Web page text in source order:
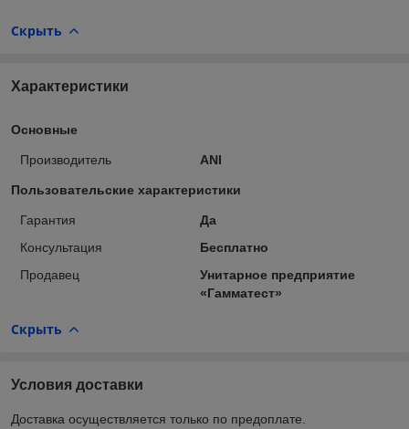
Скрыть
Характеристики
Основные
Производитель ANI
Пользовательские характеристики
Гарантия
Да
Консультация
Бесплатно
Продавец
Унитарное предприятие
«Гамматест»
Скрыть
Условия доставки
Доставка осуществляется только по предоплате.